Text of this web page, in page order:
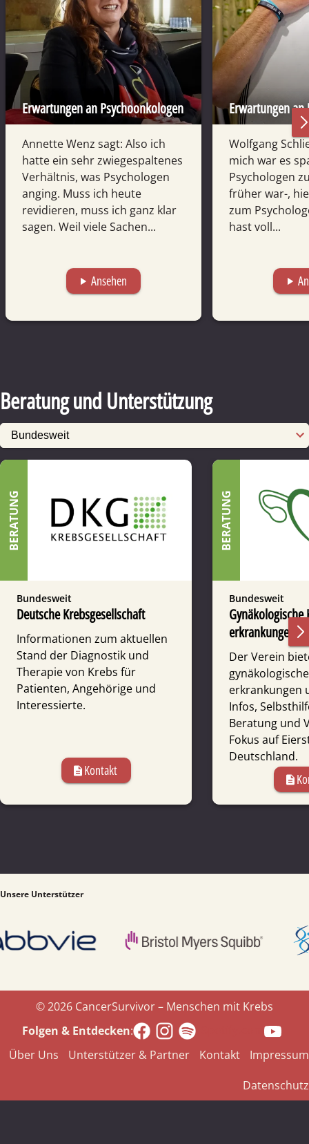
Erwartungen an Psychoonkologen
Annette Wenz sagt: Also ich
hatte ein sehr zwiegespaltenes
Verhältnis, was Psychologen
anging. Muss ich heute
revidieren, muss ich ganz klar
sagen. Weil viele Sachen...
play_arrow Ansehen
Erwartungen an
Wolfgang
mich war es
Psychologen
früher war-,
zum
hast voll...
play_arrow
Beratung und Unterstützung
BERATUNG
Bundesweit
Deutsche Krebsgesellschaft
Informationen zum aktuellen
Stand der Diagnostik und
Therapie von Krebs für
Patienten, Angehörige und
Interessierte.
description Kontakt
BERATUNG
Bundesweit
erkrankungen
Der Verein
erkrankungen
Infos,
Beratung und
Fokus auf
Deutschland.
description
Unsere Unterstützer
© 2026 CancerSurvivor – Menschen mit Krebs
Folgen & Entdecken:
Über Uns
Unterstützer & Partner Kontakt
Impressum
Datenschutz